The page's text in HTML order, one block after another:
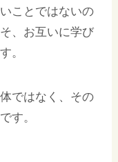
ことではないの
、お互いに学び
。
ではなく、その
す。